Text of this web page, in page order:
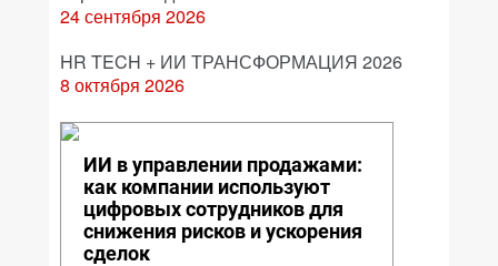
24 сентября 2026
HR TECH + ИИ ТРАНСФОРМАЦИЯ 2026
8 октября 2026
ИИ в управлении продажами:
как компании используют
цифровых сотрудников для
снижения рисков и ускорения
сделок